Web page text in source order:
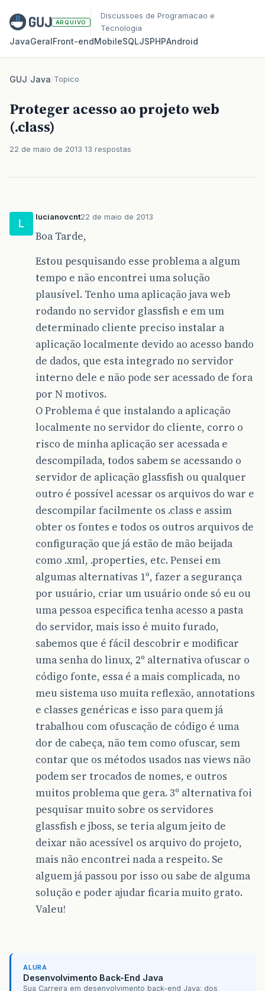
ARQUIVO
Discussoes de Programacao e
Tecnologia
JavaGeralFront‑endMobileSQLJSPHPAndroid
GUJ/Java/Topico
Proteger acesso ao projeto web
(.class)
22 de maio de 2013 13 respostas
L
lucianovcnt22 de maio de 2013
Boa Tarde,
Estou pesquisando esse problema a algum
tempo e não encontrei uma solução
plausível. Tenho uma aplicação java web
rodando no servidor glassfish e em um
determinado cliente preciso instalar a
aplicação localmente devido ao acesso bando
de dados, que esta integrado no servidor
interno dele e não pode ser acessado de fora
por N motivos.
O Problema é que instalando a aplicação
localmente no servidor do cliente, corro o
risco de minha aplicação ser acessada e
descompilada, todos sabem se acessando o
servidor de aplicação glassfish ou qualquer
outro é possível acessar os arquivos do war e
descompilar facilmente os .class e assim
obter os fontes e todos os outros arquivos de
configuração que já estão de mão beijada
como .xml, .properties, etc. Pensei em
algumas alternativas 1º, fazer a segurança
por usuário, criar um usuário onde só eu ou
uma pessoa especifica tenha acesso a pasta
do servidor, mais isso é muito furado,
sabemos que é fácil descobrir e modificar
uma senha do linux, 2º alternativa ofuscar o
código fonte, essa é a mais complicada, no
meu sistema uso muita reflexão, annotations
e classes genéricas e isso para quem já
trabalhou com ofuscação de código é uma
dor de cabeça, não tem como ofuscar, sem
contar que os métodos usados nas views não
podem ser trocados de nomes, e outros
muitos problema que gera. 3º alternativa foi
pesquisar muito sobre os servidores
glassfish e jboss, se teria algum jeito de
deixar não acessível os arquivo do projeto,
mais não encontrei nada a respeito. Se
alguem já passou por isso ou sabe de alguma
solução e poder ajudar ficaria muito grato.
Valeu!
ALURA
Desenvolvimento Back-End Java
Sua Carreira em desenvolvimento back-end Java: dos